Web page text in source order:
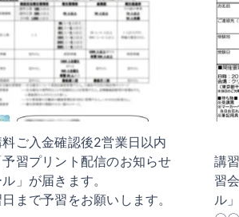
料ご入金確認後2営業日以内
予習プリント配信のお知らせ
ル」が届きます。
まで予習をお願いします。
講
習
ル